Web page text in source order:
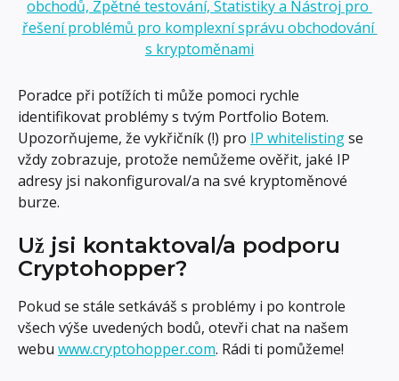
Poradce při potížích ti může pomoci rychle
identifikovat problémy s tvým Portfolio Botem.
Upozorňujeme, že vykřičník (!) pro IP whitelisting se
vždy zobrazuje, protože nemůžeme ověřit, jaké IP
adresy jsi nakonfiguroval/a na své kryptoměnové
burze.
Už jsi kontaktoval/a podporu
Cryptohopper?
Pokud se stále setkáváš s problémy i po kontrole
všech výše uvedených bodů, otevři chat na našem
webu www.cryptohopper.com. Rádi ti pomůžeme!